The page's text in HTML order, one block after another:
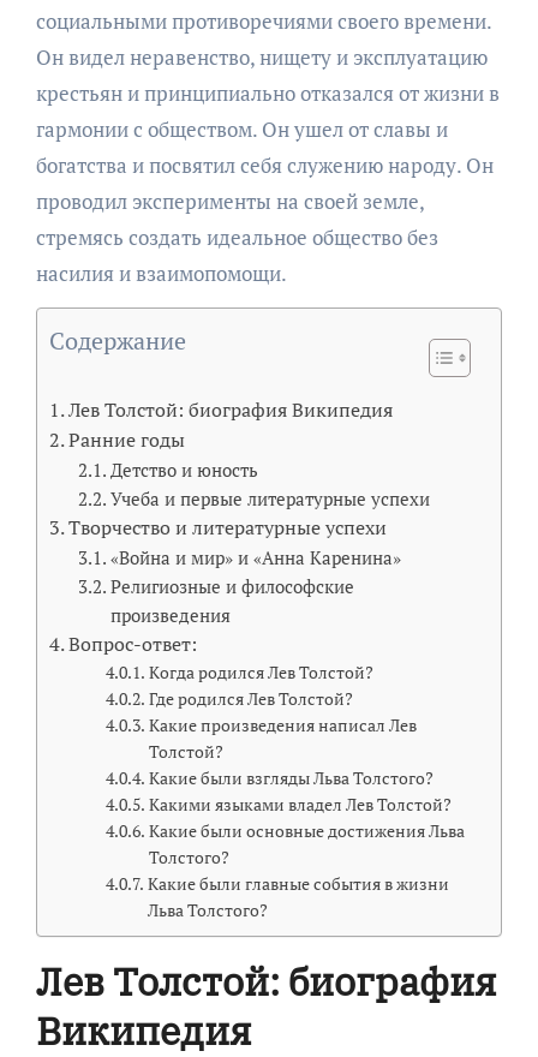
социальными противоречиями своего времени.
Он видел неравенство, нищету и эксплуатацию
крестьян и принципиально отказался от жизни в
гармонии с обществом. Он ушел от славы и
богатства и посвятил себя служению народу. Он
проводил эксперименты на своей земле,
стремясь создать идеальное общество без
насилия и взаимопомощи.
Содержание
Лев Толстой: биография Википедия
Ранние годы
Детство и юность
Учеба и первые литературные успехи
Творчество и литературные успехи
«Война и мир» и «Анна Каренина»
Религиозные и философские
произведения
Вопрос-ответ:
Когда родился Лев Толстой?
Где родился Лев Толстой?
Какие произведения написал Лев
Толстой?
Какие были взгляды Льва Толстого?
Какими языками владел Лев Толстой?
Какие были основные достижения Льва
Толстого?
Какие были главные события в жизни
Льва Толстого?
Лев Толстой: биография
Википедия